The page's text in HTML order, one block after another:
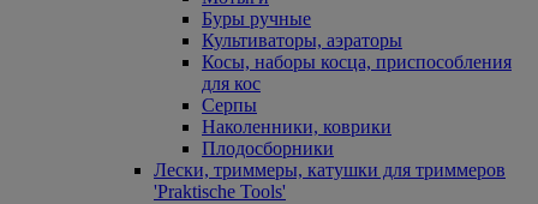
Буры ручные
Культиваторы, аэраторы
Косы, наборы косца, приспособления
для кос
Серпы
Наколенники, коврики
Плодосборники
Лески, триммеры, катушки для триммеров
'Praktische Tools'